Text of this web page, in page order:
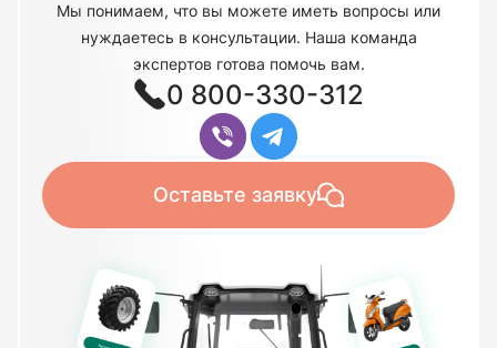
Мы понимаем, что вы можете иметь вопросы или
нуждаетесь в консультации. Наша команда
экспертов готова помочь вам.
0 800-330-312
Оставьте заявку